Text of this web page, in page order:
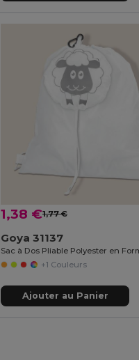
1,38 €1,77 €
Goya 31137
+1 Couleurs
Ajouter au Panier